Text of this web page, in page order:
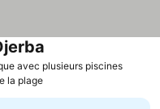
avec plusieurs piscines
la plage